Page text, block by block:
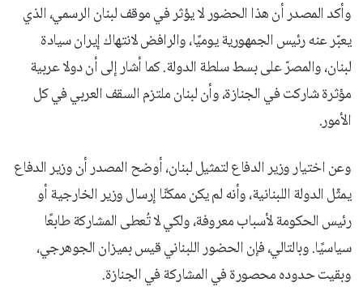
وأكد المصدر أن هذا الحضور لا يؤثر في موقف لبنان الرسمي، الذي
يعبّر عنه رئيس الجمهورية يوميًا، والرافض لانتهاك إيران سيادة
لبنان، والمصرّ على بسط سلطة الدولة. كما أشار إلى أن دولا عربية
مؤثرة شاركت في الجنازة، وأن لبنان ملتزم السقف العربي في كل
الأمور.
وعن اختيار وزير الدفاع لتمثيل لبنان، أوضح المصدر أن وزير الدفاع
يمثّل الدولة اللبنانية، وأنه لم يكن ممكنًا إرسال وزير الخارجية أو
رئيس الحكومة لأسباب معروفة، ولكي لا تُعطى المشاركة طابعًا
سياسيًا. وبالتالي، فإن الحضور اللبناني قيس بميزان الجوهرجي،
وبقيت حدوده محصورة في المشاركة في الجنازة.